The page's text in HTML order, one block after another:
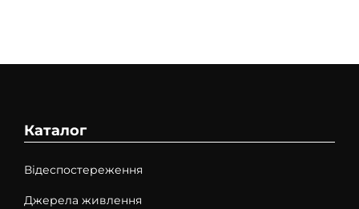
Каталог
Відеспостереження
Джерела живлення